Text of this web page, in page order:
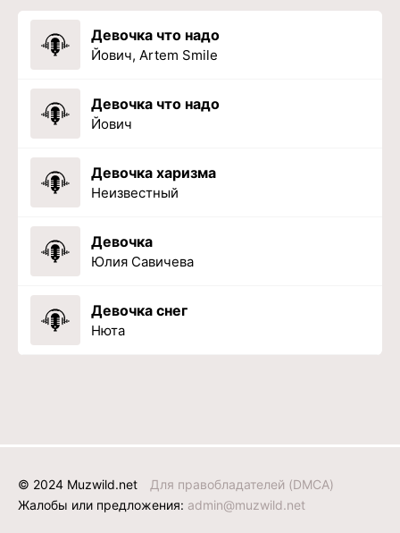
Девочка что надо
Йович, Artem Smile
Девочка что надо
Йович
Девочка харизма
Неизвестный
Девочка
Юлия Савичева
Девочка снег
Нюта
© 2024 Muzwild.net
Для правобладателей (DMCA)
Жалобы или предложения: admin@muzwild.net